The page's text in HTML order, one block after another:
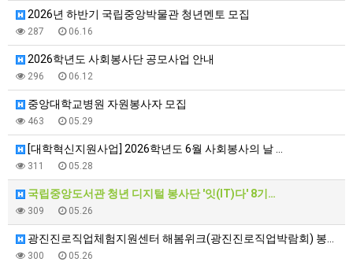
2026년 하반기 국립중앙박물관 청년멘토 모집
287 06.16
2026학년도 사회봉사단 공모사업 안내
296 06.12
중앙대학교병원 자원봉사자 모집
463 05.29
[대학혁신지원사업] 2026학년도 6월 사회봉사의 날 …
311 05.28
국립중앙도서관 청년 디지털 봉사단 '잇(IT)다' 8기…
309 05.26
광진진로직업체험지원센터 해봄위크(광진진로직업박람회) 봉…
300 05.26